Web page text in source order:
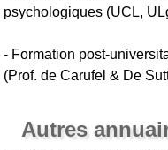
psychologiques (UCL,
- Formation post-
(Prof. de Carufel & De
Autres